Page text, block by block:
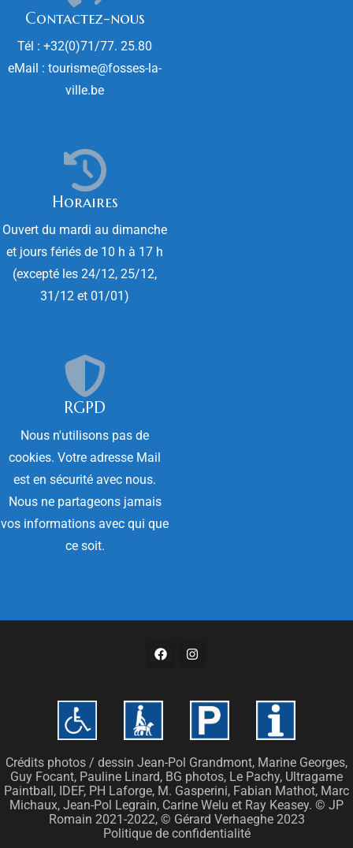
Contactez-nous
Tél : +32(0)71/77. 25.80
eMail : tourisme@fosses-la-
ville.be
Horaires
Ouvert du mardi au dimanche
et jours fériés de 10 h à 17 h
(excepté les 24/12, 25/12,
31/12 et 01/01)
RGPD
Nous n'utilisons pas de
cookies. Votre adresse Mail
est en sécurité avec nous.
Nous ne partageons jamais
vos informations avec qui que
ce soit.
Crédits photos / dessin Jean-Pol Grandmont, Marine Georges,
Guy Focant, Pauline Linard, BG photos, Le Pachy, Ultragame
Paintball, IDEF, PH Laforge, M. Gasperini, Fabian Mathot, Marc
Michaux, Jean-Pol Legrain, Carine Welu et Ray Keasey. © JP
Romain 2021-2022, © Gérard Verhaeghe 2023
Politique de confidentialité